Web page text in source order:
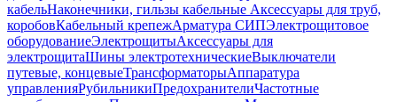
кабельНаконечники, гильзы кабельные Аксессуары для труб,
коробовКабельный крепежАрматура СИПЭлектрощитовое
оборудованиеЭлектрощитыАксессуары для
электрощитаШины электротехническиеВыключатели
путевые, концевыеТрансформаторыАппаратура
управленияРубильникиПредохранителиЧастотные